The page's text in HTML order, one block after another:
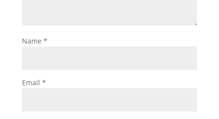
Name *
Email *